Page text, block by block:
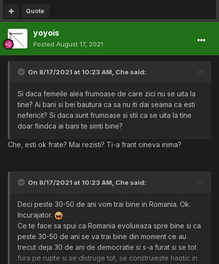
Quote
yoyois
Posted August 17, 2021
On 8/17/2021 at 10:23 AM, Che said:
Si daca femeile alea frumoase de care zici nu se uita la
tine? Ai bani si bei bautura ca sa nu iti dai seama ca esti
nefericit? Si daca sunt frumoase si stii ca se uita la tine
doar fiindca ai bani te simti bine?
Che, esti ok frate? Mai rezisti? Ti-a frant cineva inima?
On 8/17/2021 at 10:23 AM, Che said:
Deci peste 30-50 de ani vom trai bine in Romania. Ok.
Incurajator.
Ce te face sa spui ca Romania evolueaza spre bine si ca
peste 30-50 de ani se va trai bine din moment ce au
trecut deja 30 de ani de democratie si s-a furat si se tot
fura pe rupte si se distruge tot, se construieste haotic in